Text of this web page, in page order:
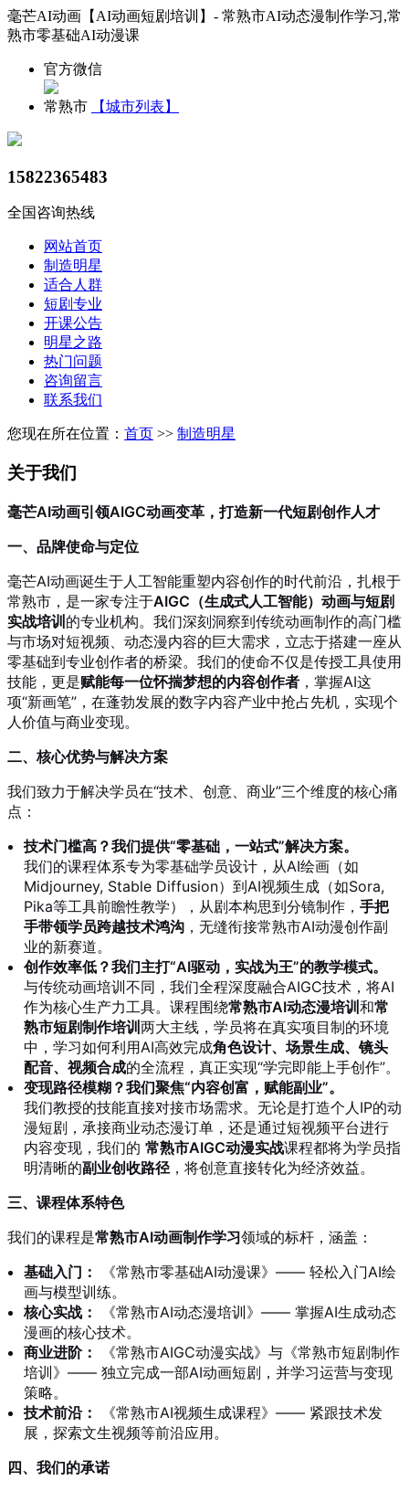
毫芒AI动画【AI动画短剧培训】- 常熟市AI动态漫制作学习,常
熟市零基础AI动漫课
官方微信
常熟市 【城市列表】
15822365483
全国咨询热线
网站首页
制造明星
适合人群
短剧专业
开课公告
明星之路
热门问题
咨询留言
联系我们
您现在所在位置： 首页 >> 制造明星
关于我们
毫芒AI动画引领AIGC动画变革，打造新一代短剧创作人才
一、品牌使命与定位
毫芒AI动画诞生于人工智能重塑内容创作的时代前沿，扎根于
常熟市，是一家专注于AIGC（生成式人工智能）动画与短剧
实战培训的专业机构。我们深刻洞察到传统动画制作的高门槛
与市场对短视频、动态漫内容的巨大需求，立志于搭建一座从
零基础到专业创作者的桥梁。我们的使命不仅是传授工具使用
技能，更是赋能每一位怀揣梦想的内容创作者 ，掌握AI这
项“新画笔”，在蓬勃发展的数字内容产业中抢占先机，实现个
人价值与商业变现。
二、核心优势与解决方案
我们致力于解决学员在“技术、创意、商业”三个维度的核心痛
点：
技术门槛高？我们提供“零基础，一站式”解决方案。
我们的课程体系专为零基础学员设计，从AI绘画（如
Midjourney, Stable Diffusion）到AI视频生成（如Sora,
Pika等工具前瞻性教学），从剧本构思到分镜制作， 手把
手带领学员跨越技术鸿沟 ，无缝衔接常熟市AI动漫创作副
业的新赛道。
创作效率低？我们主打“AI驱动，实战为王”的教学模式。
与传统动画培训不同，我们全程深度融合AIGC技术，将AI
作为核心生产力工具。课程围绕常熟市AI动态漫培训和常
熟市短剧制作培训两大主线，学员将在真实项目制的环境
中，学习如何利用AI高效完成角色设计、场景生成、镜头
配音、视频合成的全流程，真正实现“学完即能上手创作”。
变现路径模糊？我们聚焦“内容创富，赋能副业”。
我们教授的技能直接对接市场需求。无论是打造个人IP的动
漫短剧，承接商业动态漫订单，还是通过短视频平台进行
内容变现，我们的 常熟市AIGC动漫实战课程都将为学员指
明清晰的副业创收路径 ，将创意直接转化为经济效益。
三、课程体系特色
我们的课程是常熟市AI动画制作学习领域的标杆，涵盖：
基础入门：
《常熟市零基础AI动漫课》—— 轻松入门AI绘
画与模型训练。
核心实战：
《常熟市AI动态漫培训》—— 掌握AI生成动态
漫画的核心技术。
商业进阶：
《常熟市AIGC动漫实战》与《常熟市短剧制作
培训》—— 独立完成一部AI动画短剧，并学习运营与变现
策略。
技术前沿：
《常熟市AI视频生成课程》—— 紧跟技术发
展，探索文生视频等前沿应用。
四、我们的承诺